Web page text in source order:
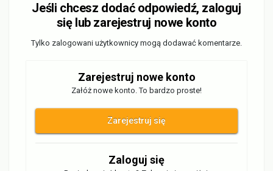
Jeśli chcesz dodać odpowiedź, zaloguj
się lub zarejestruj nowe konto
Tylko zalogowani użytkownicy mogą dodawać komentarze.
Zarejestruj nowe konto
Załóż nowe konto. To bardzo proste!
Zarejestruj się
Zaloguj się